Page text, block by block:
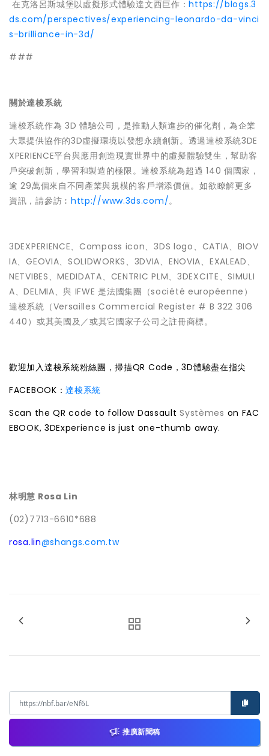
 在克洛呂斯城堡以虛擬形式體驗達文西巨作：https://blogs.3
ds.com/perspectives/experiencing-leonardo-da-vinci
s-brilliance-in-3d/
###
關於達梭系統
達梭系統作為 3D 體驗公司，是推動人類進步的催化劑，為企業
大眾提供協作的3D虛擬環境以發想永續創新。透過達梭系統3DE
XPERIENCE平台與應用創造現實世界中的虛擬體驗雙生，幫助客
戶突破創新，學習和製造的極限。達梭系統為超過 140 個國家，
逾 29萬個來自不同產業與規模的客戶增添價值。如欲瞭解更多
資訊，請參訪︰ http://www.3ds.com/。
3DEXPERIENCE、Compass icon、3DS logo、CATIA、BIOV
IA、GEOVIA、SOLIDWORKS、3DVIA、ENOVIA、EXALEAD、
NETVIBES、MEDIDATA、CENTRIC PLM、3DEXCITE、SIMULI
A、DELMIA、與 IFWE 是法國集團（société européenne）
達梭系統（Versailles Commercial Register # B 322 306
440）或其美國及／或其它國家子公司之註冊商標。
歡迎加入達梭系統粉絲團，掃描QR Code，3D體驗盡在指尖
FACEBOOK：達梭系統
Scan the QR code to follow DassaultSystèmes on FAC
EBOOK, 3DExperience is just one-thumb away.
林明慧 Rosa Lin
(02)7713-6610*688
rosa.lin@shangs.com.tw
推廣新聞稿